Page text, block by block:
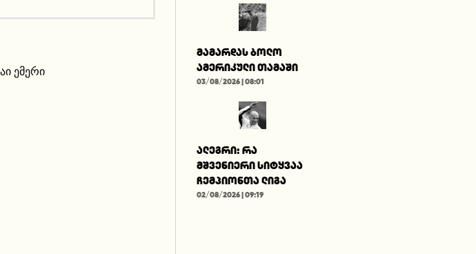
ემერი
მამარდას ბოლო
ამერიკული თამაში
03/08/2026 | 08:01
ალეგრი: რა
მშვენიერი სიტყვაა
ჩემპიონთა ლიგა
02/08/2026 | 09:19